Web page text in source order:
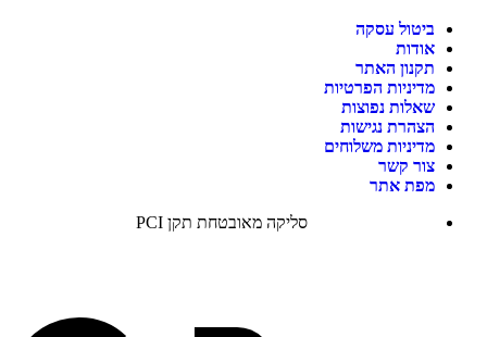
ביטול עסקה
אודות
תקנון האתר
מדיניות הפרטיות
שאלות נפוצות
הצהרת נגישות
מדיניות משלוחים
צור קשר
מפת אתר
סליקה מאובטחת תקן PCI